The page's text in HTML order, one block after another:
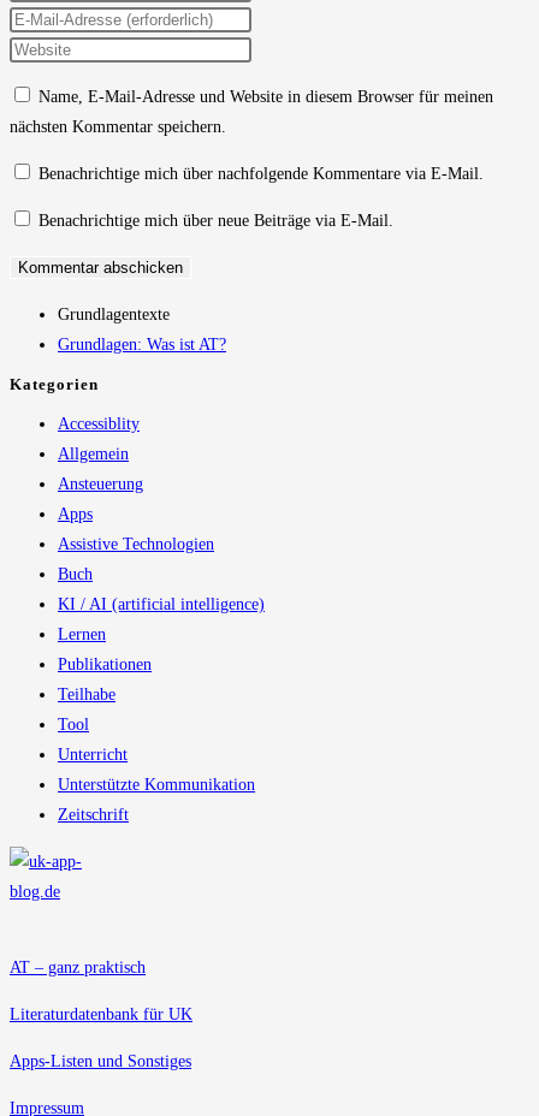
deinen
Namen
Benutzernamen
Kommentieren
Gib
deine
zum
ein
Gib
ein
Name, E-Mail-Adresse und Website in diesem Browser für meinen
nächsten Kommentar speichern.
Benachrichtige mich über nachfolgende Kommentare via E-Mail.
Benachrichtige mich über neue Beiträge via E-Mail.
Grundlagentexte
Grundlagen: Was ist AT?
Kategorien
Accessiblity
Allgemein
Ansteuerung
Apps
Assistive Technologien
Buch
KI / AI (artificial intelligence)
Lernen
Publikationen
Teilhabe
Tool
Unterricht
Unterstützte Kommunikation
Zeitschrift
AT – ganz praktisch
Literaturdatenbank für UK
Apps-Listen und Sonstiges
Impressum